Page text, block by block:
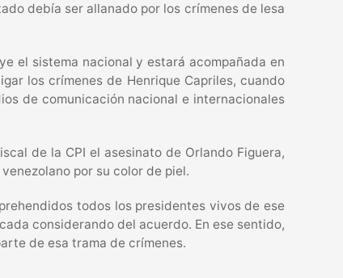
debía ser allanado por los crímenes de lesa
el sistema nacional y estará acompañada en
los crímenes de Henrique Capriles, cuando
de comunicación nacional e internacionales
de la CPI el asesinato de Orlando Figuera,
por su color de piel.
todos los presidentes vivos de ese
considerando del acuerdo. En ese sentido,
de esa trama de crímenes.